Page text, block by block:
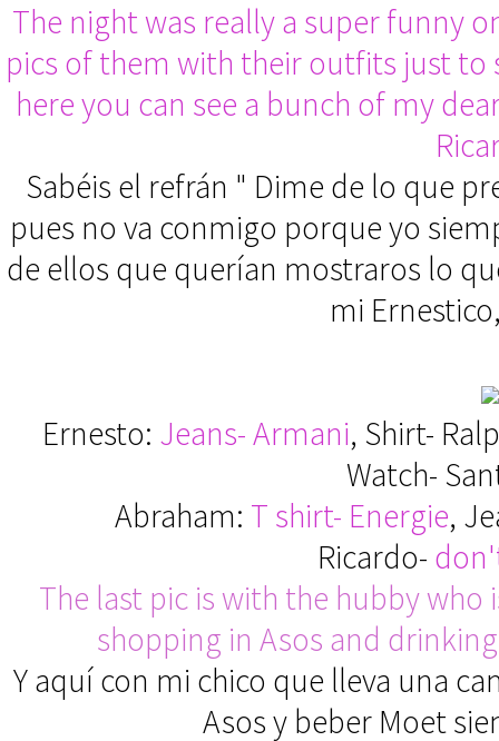
The night was really a super funny
pics of them with their outfits just to
here you can see a bunch of my
Sabéis el refrán " Dime de lo que
pues no va conmigo porque yo
de ellos que querían mostraros lo
mi
Ernesto: Jeans- Armani, Shirt-
Watch-
Abraham: T shirt- Energie,
Ricardo-
The last pic is with the hubby who
shopping in Asos and
Y aquí con mi chico que lleva una
Asos y beber Moet